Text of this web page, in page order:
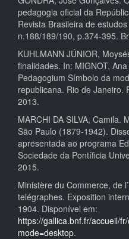
pedagogia oficial da
Revista Brasileira de
n.188/189/190, p.374-395.
KUHLMANN JÚNIOR,
finalidades. In: MIGNOT,
Pedagogium Símbolo da
republicana. Rio de Janeiro.
2013.
MARCHI DA SILVA, Camila.
São Paulo (1879-1942).
apresentada ao programa
Sociedade da Pontíficia
2015.
Ministère du Commerce, de
telégraphes. Exposition
1904. Disponível em:
https://gallica.bnf.fr/accueil/
mode=desktop.